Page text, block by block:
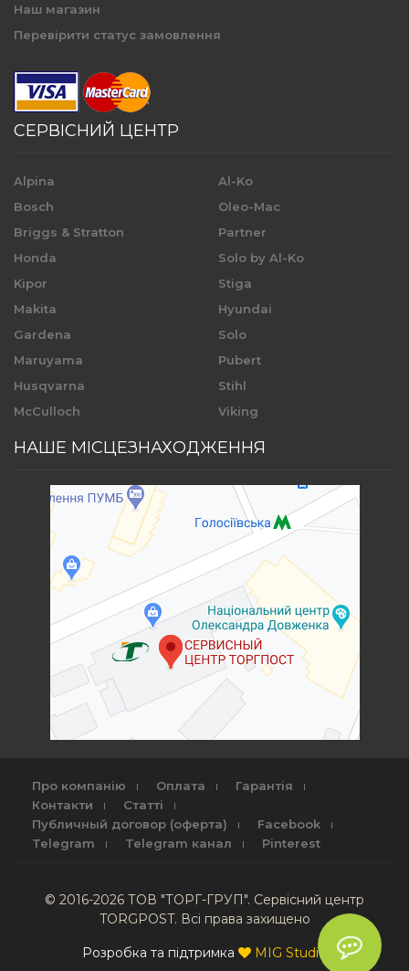
Наш магазин
Перевірити статус замовлення
СЕРВІСНИЙ ЦЕНТР
Alpina
Bosch
Briggs & Stratton
Honda
Kipor
Makita
Gardena
Maruyama
Husqvarna
McCulloch
Al-Ko
Oleo-Mac
Partner
Solo by Al-Ko
Stiga
Hyundai
Solo
Pubert
Stihl
Viking
НАШЕ МІСЦЕЗНАХОДЖЕННЯ
Про компанію Оплата
Гарантія
Контакти
Статті
Публичный договор (оферта)
Facebook
Telegram
Telegram канал Pinterest
© 2016-2026 ТОВ "ТОРГ-ГРУП". Сервісний центр
TORGPOST. Всі права захищено
Розробка та підтримка MIG Studio